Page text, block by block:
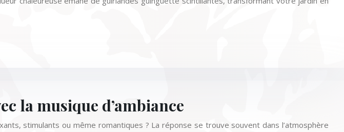
la musique d’ambiance
stimulants ou même romantiques ? La réponse se trouve souvent dans l’atmosphère